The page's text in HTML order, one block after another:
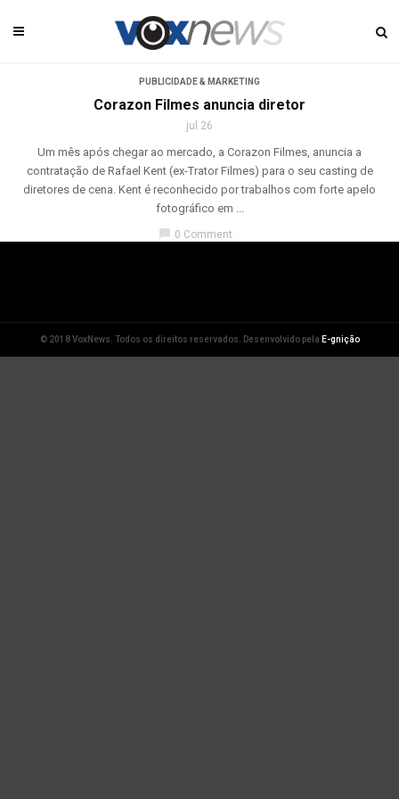
PUBLICIDADE & MARKETING
Corazon Filmes anuncia diretor
jul 26
Um mês após chegar ao mercado, a Corazon Filmes, anuncia a
contratação de Rafael Kent (ex-Trator Filmes) para o seu casting de
diretores de cena. Kent é reconhecido por trabalhos com forte apelo
fotográfico em ...
chat_bubble 0 Comment
© 2018 VoxNews. Todos os direitos reservados. Desenvolvido pela E-gnição